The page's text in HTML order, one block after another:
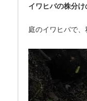
イワヒバの株分け
庭のイワヒバで、